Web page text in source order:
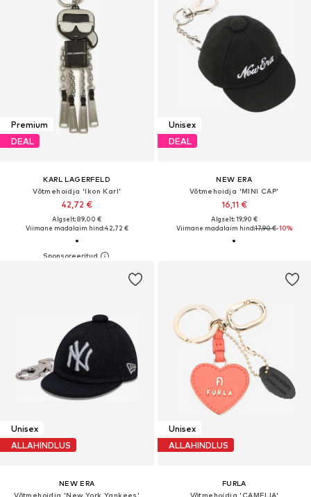
Premium
DEAL
KARL LAGERFELD
Võtmehoidja 'Ikon Karl'
42,72 €
Algselt: 89,00 €
Viimane madalaim hind:42,72 €
Unisex
DEAL
NEW ERA
Võtmehoidja 'MINI CAP'
16,11 €
Algselt: 19,90 €
Viimane madalaim hind:17,90 €-10%
Unisex
ALLAHINDLUS
NEW ERA
Võtmehoidja 'New York Yankees'
Unisex
ALLAHINDLUS
FURLA
Võtmehoidja 'CAMELIA'